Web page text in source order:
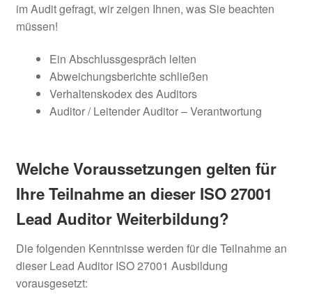
im Audit gefragt, wir zeigen Ihnen, was Sie beachten
müssen!
Ein Abschlussgespräch leiten
Abweichungsberichte schließen
Verhaltenskodex des Auditors
Auditor / Leitender Auditor – Verantwortung
Welche Voraussetzungen gelten für
Ihre Teilnahme an dieser ISO 27001
Lead Auditor Weiterbildung?
Die folgenden Kenntnisse werden für die Teilnahme an
dieser Lead Auditor ISO 27001 Ausbildung
vorausgesetzt: